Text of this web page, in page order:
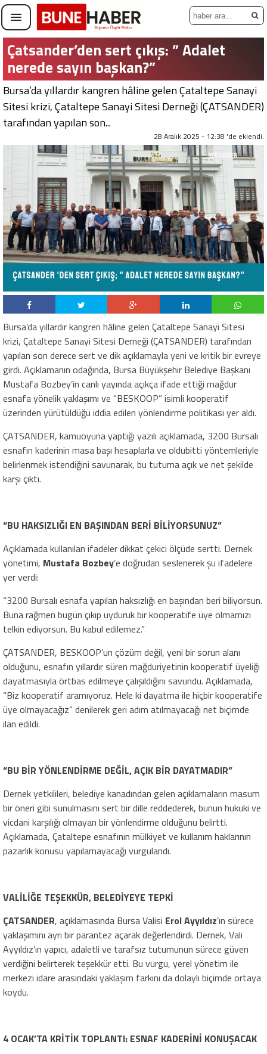
Çatsander’den sert çıkış: ” Adalet
nerede sayın başkan?”
Bursa’da yıllardır kangren hâline gelen Çataltepe Sanayi
Sitesi krizi, Çataltepe Sanayi Sitesi Derneği (ÇATSANDER)
tarafından yapılan son...
28 Aralık 2025 - 12:38 'de eklendi.
Bursa’da yıllardır kangren hâline gelen Çataltepe Sanayi Sitesi
krizi, Çataltepe Sanayi Sitesi Derneği (ÇATSANDER) tarafından
yapılan son derece sert ve dik açıklamayla yeni ve kritik bir evreye
girdi. Açıklamanın odağında, Bursa Büyükşehir Belediye Başkanı
Mustafa Bozbey’in canlı yayında açıkça ifade ettiği mağdur
esnafa yönelik yaklaşımı ve “BESKOOP” isimli kooperatif
üzerinden yürütüldüğü iddia edilen yönlendirme politikası yer aldı.
ÇATSANDER, kamuoyuna yaptığı yazılı açıklamada, 3200 Bursalı
esnafın kaderinin masa başı hesaplarla ve oldubitti yöntemleriyle
belirlenmek istendiğini savunarak, bu tutuma açık ve net şekilde
karşı çıktı.
“BU HAKSIZLIĞI EN BAŞINDAN BERİ BİLİYORSUNUZ”
Açıklamada kullanılan ifadeler dikkat çekici ölçüde sertti. Dernek
yönetimi, Mustafa Bozbey’e doğrudan seslenerek şu ifadelere
yer verdi:
“3200 Bursalı esnafa yapılan haksızlığı en başından beri biliyorsun.
Buna rağmen bugün çıkıp uyduruk bir kooperatife üye olmamızı
telkin ediyorsun. Bu kabul edilemez.”
ÇATSANDER, BESKOOP’un çözüm değil, yeni bir sorun alanı
olduğunu, esnafın yıllardır süren mağduriyetinin kooperatif üyeliği
dayatmasıyla örtbas edilmeye çalışıldığını savundu. Açıklamada,
“Biz kooperatif aramıyoruz. Hele ki dayatma ile hiçbir kooperatife
üye olmayacağız” denilerek geri adım atılmayacağı net biçimde
ilan edildi.
“BU BİR YÖNLENDİRME DEĞİL, AÇIK BİR DAYATMADIR”
Dernek yetkilileri, belediye kanadından gelen açıklamaların masum
bir öneri gibi sunulmasını sert bir dille reddederek, bunun hukuki ve
vicdani karşılığı olmayan bir yönlendirme olduğunu belirtti.
Açıklamada, Çataltepe esnafının mülkiyet ve kullanım haklarının
pazarlık konusu yapılamayacağı vurgulandı.
VALİLİĞE TEŞEKKÜR, BELEDİYEYE TEPKİ
ÇATSANDER, açıklamasında Bursa Valisi Erol Ayyıldız’ın sürece
yaklaşımını ayrı bir parantez açarak değerlendirdi. Dernek, Vali
Ayyıldız’ın yapıcı, adaletli ve tarafsız tutumunun sürece güven
verdiğini belirterek teşekkür etti. Bu vurgu, yerel yönetim ile
merkezi idare arasındaki yaklaşım farkını da dolaylı biçimde ortaya
koydu.
4 OCAK’TA KRİTİK TOPLANTI: ESNAF KADERİNİ KONUŞACAK